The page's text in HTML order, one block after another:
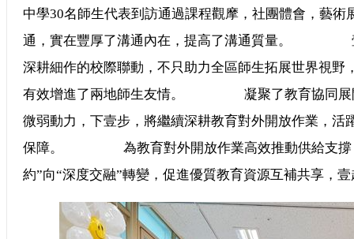
中學30名師生代表到訪通過課程觀摩，社團體會，藝術
通，實在豐厚了溝通內在，提高了溝通質量。 壹
深耕細作的校際聯動，不只助力全區師生拓展世界視野
有效增進了兩地師生友情。 凝聚了教育協同展開
微弱動力，下壹步，將繼續深耕教育對外開放作業，活
保障。 為教育對外開放作業高效推動供給支撐，
約”向“深度交融”轉變，促進優質教育資源互補共享